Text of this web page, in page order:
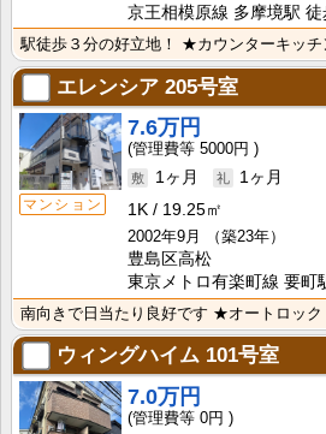
京王相模原線 多摩境駅
エレンシア 205号室
マンション
7.6万円
5000円
1ヶ月
1ヶ月
1K
19.25㎡
2002年9月
（築23年）
豊島区高松
東京メトロ有楽町線 要町
ウィングハイム 101号室
7.0万円
0円